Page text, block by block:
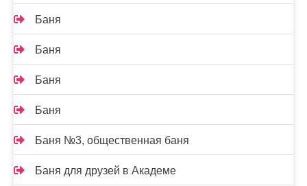
Баня
Баня
Баня
Баня
Баня №3, общественная баня
Баня для друзей в Академе